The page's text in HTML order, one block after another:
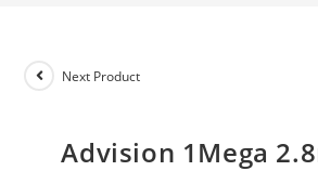
Next Product
Advision 1Mega